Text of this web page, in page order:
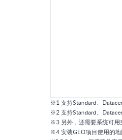
※1 支持Standard、
※2 支持Standard、
※3 另外，还需要系统可用
※4 安装GEO项目使用的地